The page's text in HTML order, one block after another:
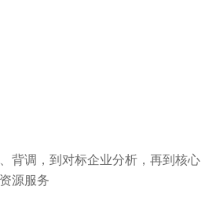
背调，到对标企业分析，再到核心
源服务